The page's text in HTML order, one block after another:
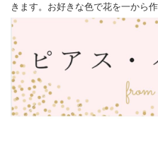
きます。お好きな色で花を一から作